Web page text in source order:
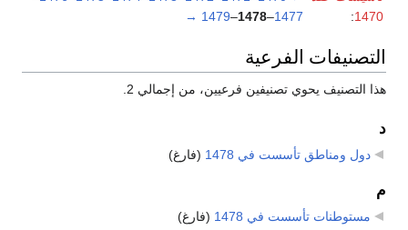
1470
:
1477
–
1478
–
1479
→
التصنيفات الفرعية
هذا التصنيف يحوي تصنيفين فرعيين، من إجمالي 2.
د
دول ومناطق تأسست في 1478 (فارغ)
م
مستوطنات تأسست في 1478 (فارغ)